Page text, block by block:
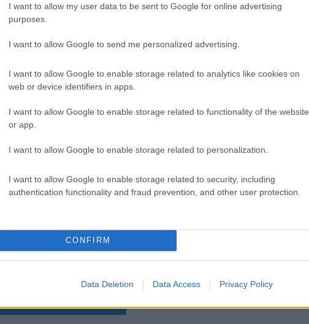
I want to allow my user data to be sent to Google for online advertising
purposes.
I want to allow Google to send me personalized advertising.
I want to allow Google to enable storage related to analytics like cookies on
web or device identifiers in apps.
I want to allow Google to enable storage related to functionality of the website
or app.
I want to allow Google to enable storage related to personalization.
I want to allow Google to enable storage related to security, including
authentication functionality and fraud prevention, and other user protection.
CONFIRM
Data Deletion Data Access Privacy Policy
legjobb hangulata – Jön a második forduló! (X)
sorozat.
schism